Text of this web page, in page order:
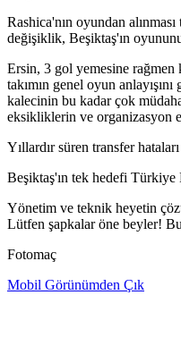
Rashica'nın oyundan
değişiklik, Beşiktaş'ın oyununu
Ersin, 3 gol yemesine
takımın genel oyun
kalecinin bu kadar çok
eksikliklerin ve organizasyon
Yıllardır süren transfer
Beşiktaş'ın tek hedefi Türkiye
Yönetim ve teknik heyetin
Lütfen şapkalar öne beyler!
Fotomaç
Mobil Görünümden Çık